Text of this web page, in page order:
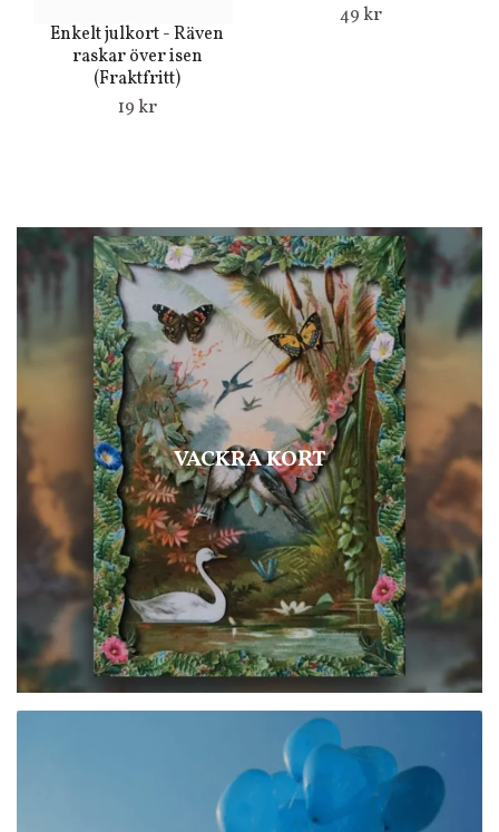
VACKRA KORT
Enkelt julkort - Räven
raskar över isen
(Fraktfritt)
19 kr
49 kr